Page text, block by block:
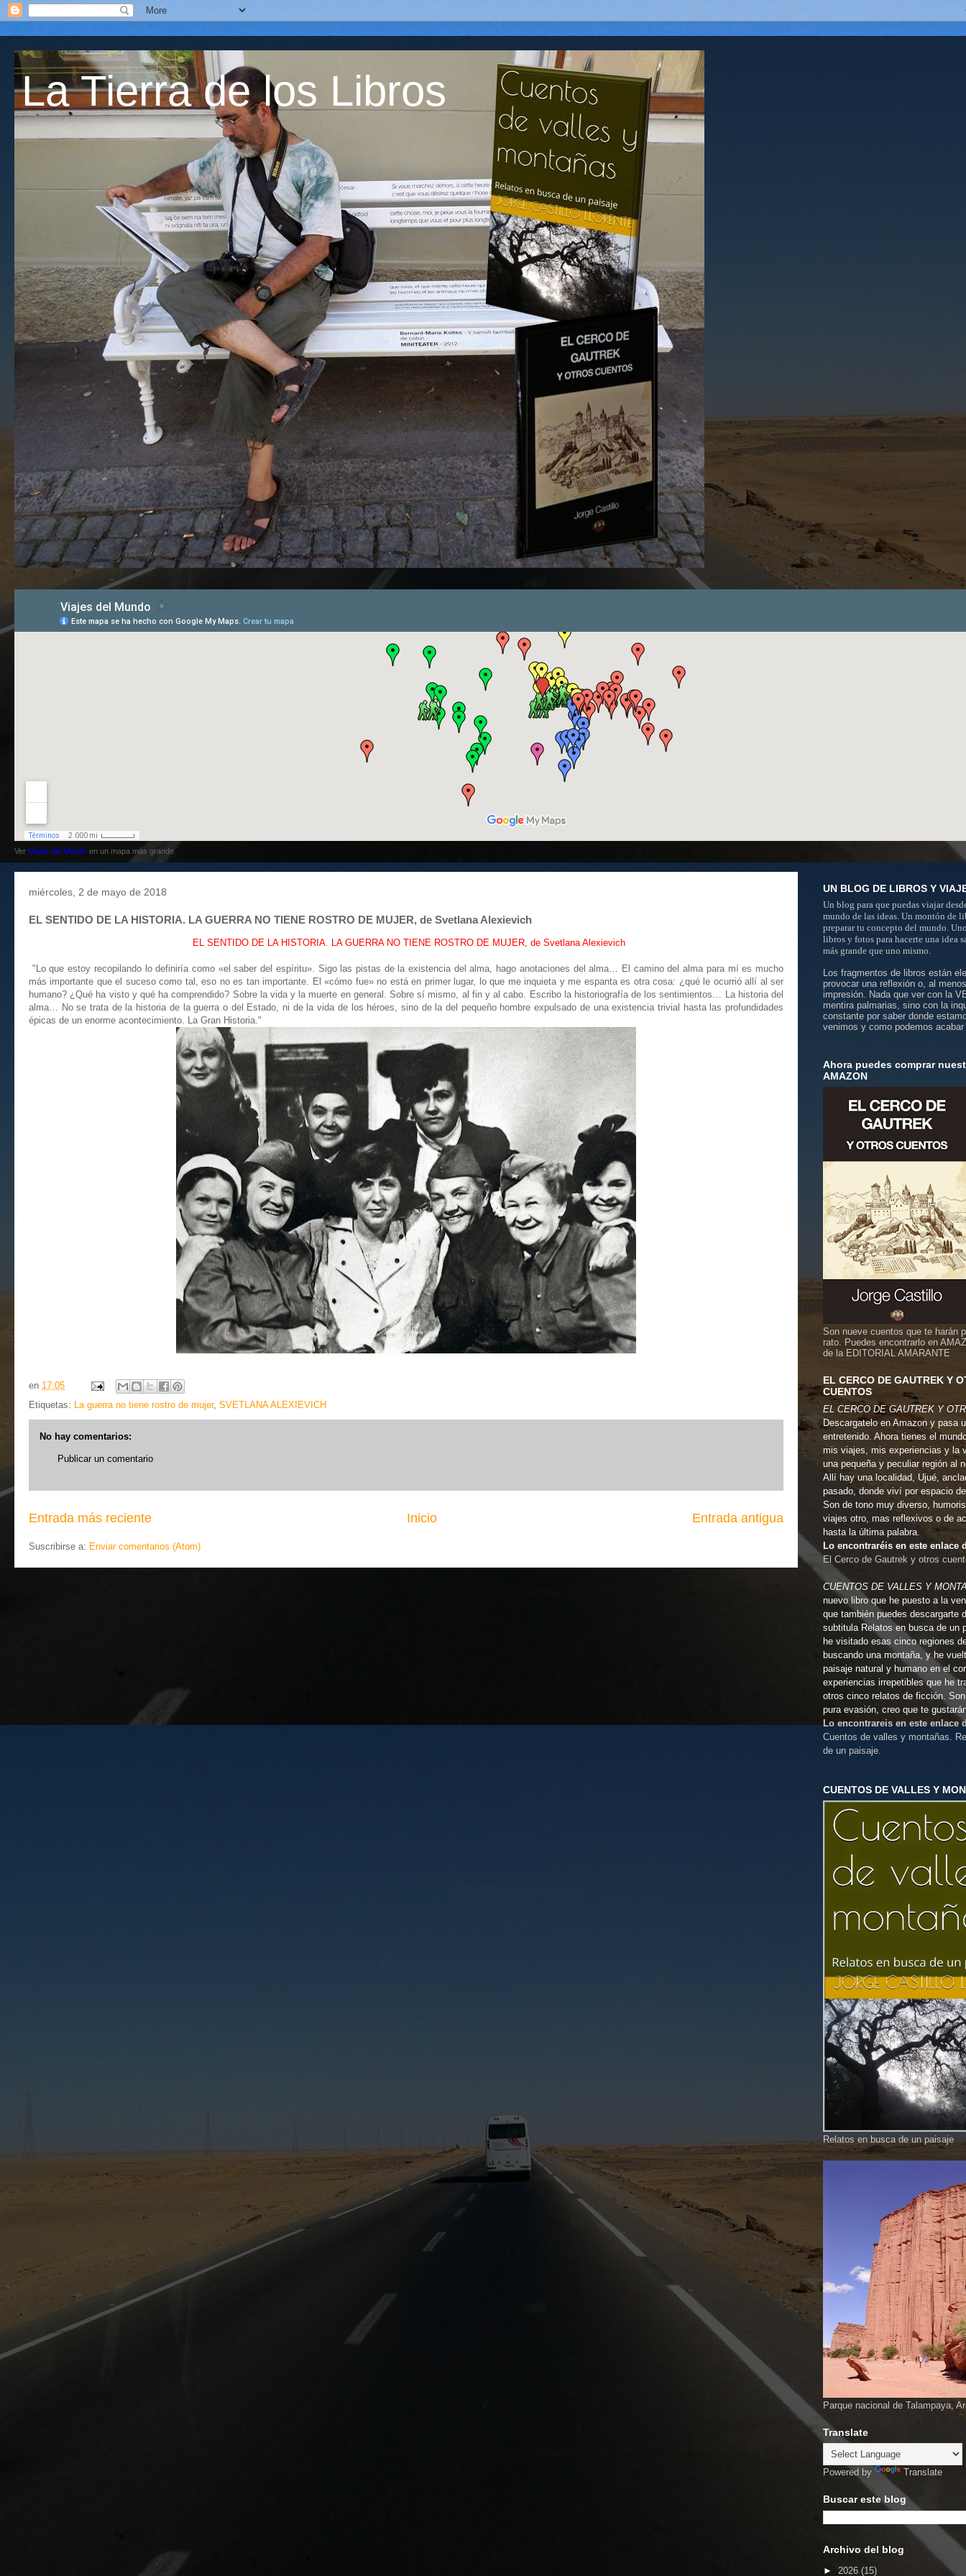
La Tierra de los Libros
Ver Viajes del Mundo en un mapa más grande
miércoles, 2 de mayo de 2018
EL SENTIDO DE LA HISTORIA. LA GUERRA NO TIENE ROSTRO DE MUJER, de Svetlana Alexievich
EL SENTIDO DE LA HISTORIA. LA GUERRA NO TIENE ROSTRO DE MUJER, de Svetlana Alexievich
"Lo que estoy recopilando lo definiría como «el saber del espíritu». Sigo las pistas de la existencia del alma, hago anotaciones del alma… El camino del alma para mí es mucho
más importante que el suceso como tal, eso no es tan importante. El «cómo fue» no está en primer lugar, lo que me inquieta y me espanta es otra cosa: ¿qué le ocurrió allí al ser
humano? ¿Qué ha visto y qué ha comprendido? Sobre la vida y la muerte en general. Sobre sí mismo, al fin y al cabo. Escribo la historiografía de los sentimientos… La historia del
alma… No se trata de la historia de la guerra o del Estado, ni de la vida de los héroes, sino de la del pequeño hombre expulsado de una existencia trivial hasta las profundidades
épicas de un enorme acontecimiento. La Gran Historia."
en 17:05
Etiquetas: La guerra no tiene rostro de mujer, SVETLANA ALEXIEVICH
No hay comentarios:
Publicar un comentario
Entrada más reciente Entrada antigua
Inicio
Suscribirse a: Enviar comentarios (Atom)
UN BLOG DE LIBROS Y
Un blog para que puedas viajar
mundo de las ideas. Un montón de
preparar tu concepto del mundo.
libros y fotos para hacerte una idea
más grande que uno mismo.
Los fragmentos de libros están
provocar una reflexión o, al
impresión. Nada que ver con la
mentira palmarias, sino con la
constante por saber donde
venimos y como podemos acabar
Ahora puedes comprar
AMAZON
Son nueve cuentos que te harán
rato. Puedes encontrarlo en
de la EDITORIAL AMARANTE
EL CERCO DE GAUTREK Y
CUENTOS
EL CERCO DE GAUTREK Y
Descargatelo en Amazon y pasa
entretenido. Ahora tienes el
mis viajes, mis experiencias y la
una pequeña y peculiar región al
Allí hay una localidad, Ujué,
pasado, donde viví por espacio
Son de tono muy diverso,
viajes otro, mas reflexivos o de
hasta la última palabra.
Lo encontraréis en este enlace
El Cerco de Gautrek y otros
CUENTOS DE VALLES Y
nuevo libro que he puesto a la
que también puedes descargarte
subtitula Relatos en busca de un
he visitado esas cinco regiones
buscando una montaña, y he
paisaje natural y humano en el
experiencias irrepetibles que he
otros cinco relatos de ficción.
pura evasión, creo que te
Lo encontrareis en este enlace
Cuentos de valles y montañas.
de un paisaje.
CUENTOS DE VALLES Y
Relatos en busca de un paisaje
Parque nacional de Talampaya,
Translate
Powered by Translate
Buscar este blog
Archivo del blog
► 2026 (15)